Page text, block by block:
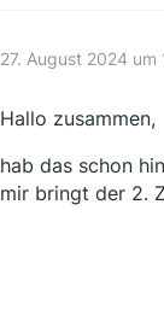
27. August 2024 um
Hallo zusammen,
hab das schon
mir bringt der 2.